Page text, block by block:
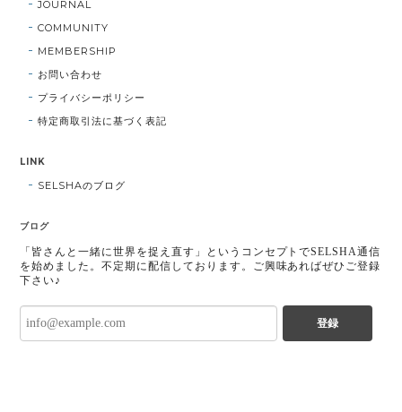
JOURNAL
COMMUNITY
MEMBERSHIP
お問い合わせ
プライバシーポリシー
特定商取引法に基づく表記
LINK
SELSHAのブログ
ブログ
「皆さんと一緒に世界を捉え直す」というコンセプトでSELSHA通信
を始めました。不定期に配信しております。ご興味あればぜひご登録
下さい♪
登録